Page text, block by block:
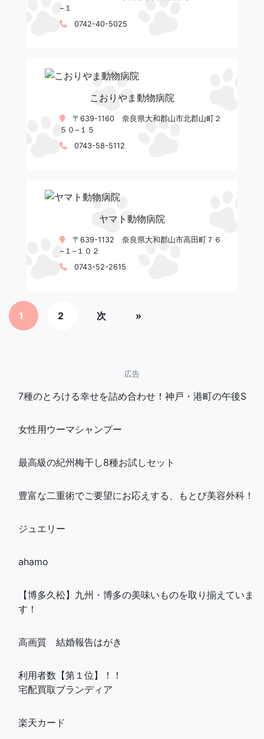
−１
0742-40-5025
こおりやま動物病院
〒639-1160 奈良県大和郡山市北郡山町２
５０−１５
0743-58-5112
ヤマト動物病院
〒639-1132 奈良県大和郡山市高田町７６
−１−１０２
0743-52-2615
1 2 次 »
広告
7種のとろける幸せを詰め合わせ！神戸・港町の午後S
女性用ウーマシャンプー
最高級の紀州梅干し8種お試しセット
豊富な二重術でご要望にお応えする、もとび美容外科！
ジュエリー
ahamo
【博多久松】九州・博多の美味いものを取り揃えていま
す！
高画質 結婚報告はがき
利用者数【第１位】！！
宅配買取ブランディア
楽天カード